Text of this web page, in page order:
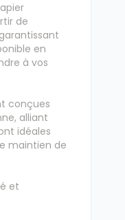
de
en
à vos
conçues
alliant
idéales
maintien de
et